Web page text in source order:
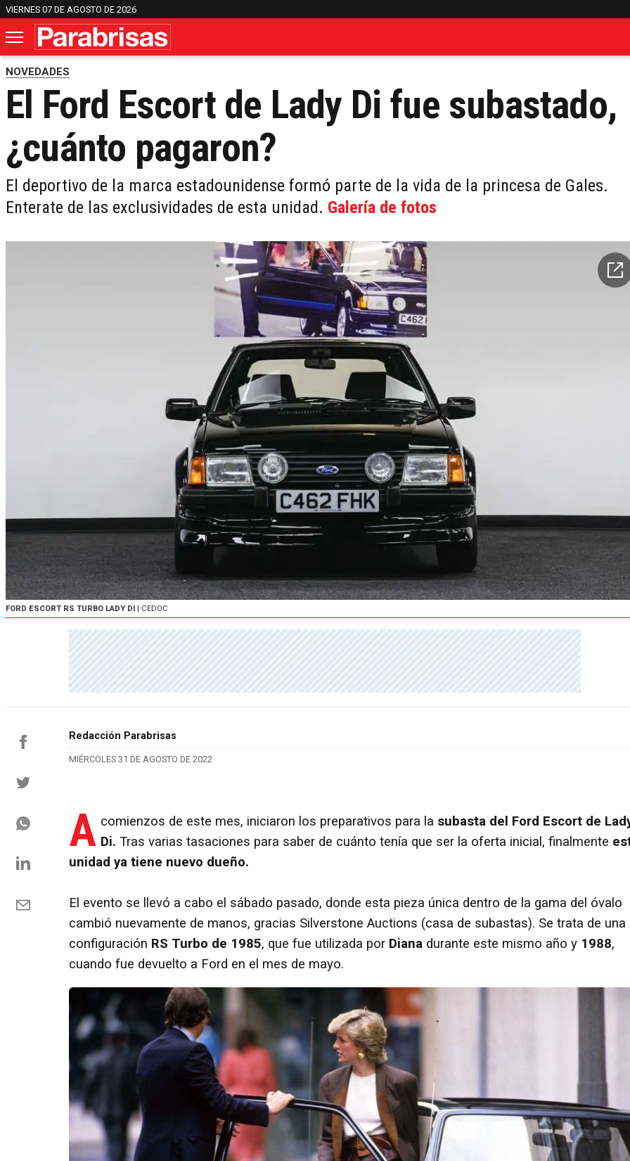
VIERNES 07 DE AGOSTO DE 2026
NOVEDADES
El Ford Escort de Lady Di fue subastado,
¿cuánto pagaron?
El deportivo de la marca estadounidense formó parte de la vida de la princesa de Gales.
Enterate de las exclusividades de esta unidad. Galería de fotos
FORD ESCORT RS TURBO LADY DI | CEDOC
Redacción Parabrisas
MIÉRCOLES 31 DE AGOSTO DE 2022
A comienzos de este mes, iniciaron los preparativos para la subasta del Ford Escort de
Di. Tras varias tasaciones para saber de cuánto tenía que ser la oferta inicial, finalmente
unidad ya tiene nuevo dueño.
El evento se llevó a cabo el sábado pasado, donde esta pieza única dentro de la gama del óvalo
cambió nuevamente de manos, gracias Silverstone Auctions (casa de subastas). Se trata de una
configuración RS Turbo de 1985, que fue utilizada por Diana durante este mismo año y 1988,
cuando fue devuelto a Ford en el mes de mayo.